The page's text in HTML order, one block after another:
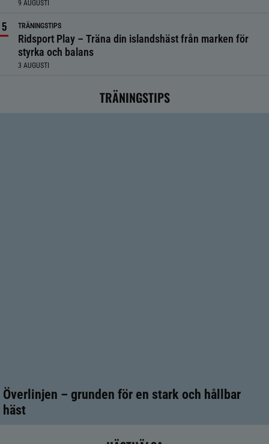
9 AUGUSTI
TRÄNINGSTIPS
Ridsport Play – Träna din islandshäst från marken för
styrka och balans
3 AUGUSTI
TRÄNINGSTIPS
Överlinjen – grunden för en stark och hållbar
häst